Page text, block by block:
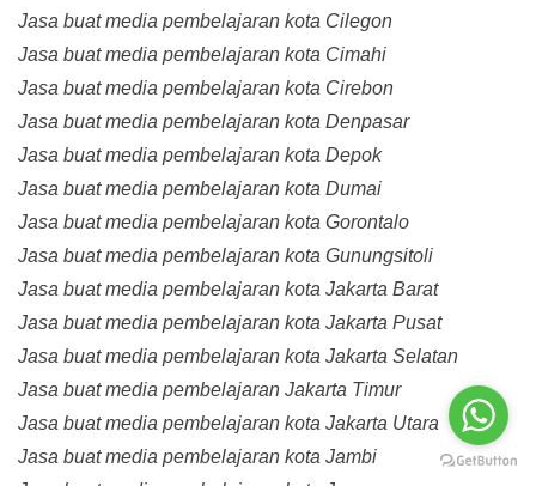
Jasa buat media pembelajaran kota Cilegon
Jasa buat media pembelajaran kota Cimahi
Jasa buat media pembelajaran kota Cirebon
Jasa buat media pembelajaran kota Denpasar
Jasa buat media pembelajaran kota Depok
Jasa buat media pembelajaran kota Dumai
Jasa buat media pembelajaran kota Gorontalo
Jasa buat media pembelajaran kota Gunungsitoli
Jasa buat media pembelajaran kota Jakarta Barat
Jasa buat media pembelajaran kota Jakarta Pusat
Jasa buat media pembelajaran kota Jakarta Selatan
Jasa buat media pembelajaran Jakarta Timur
Jasa buat media pembelajaran kota Jakarta Utara
Jasa buat media pembelajaran kota Jambi